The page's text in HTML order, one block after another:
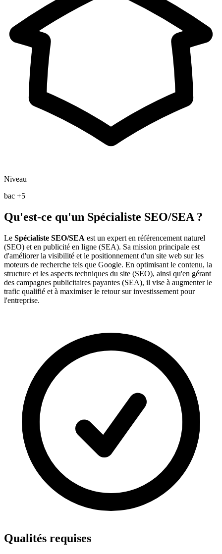
Niveau
bac +5
Qu'est-ce qu'un Spécialiste SEO/SEA ?
Le Spécialiste SEO/SEA est un expert en référencement naturel
(SEO) et en publicité en ligne (SEA). Sa mission principale est
d'améliorer la visibilité et le positionnement d'un site web sur les
moteurs de recherche tels que Google. En optimisant le contenu, la
structure et les aspects techniques du site (SEO), ainsi qu'en gérant
des campagnes publicitaires payantes (SEA), il vise à augmenter le
trafic qualifié et à maximiser le retour sur investissement pour
l'entreprise.
Qualités requises